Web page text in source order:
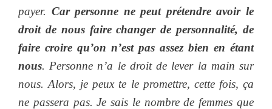
payer. Car personne ne peut prétendre avoir le
droit de nous faire changer de personnalité, de
faire croire qu’on n’est pas assez bien en étant
nous. Personne n’a le droit de lever la main sur
nous. Alors, je peux te le promettre, cette fois, ça
ne passera pas. Je sais le nombre de femmes que